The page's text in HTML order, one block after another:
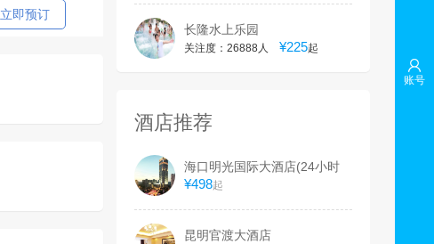
立即预订
长隆水上乐园
关注度：26888人 ¥225起
酒店推荐
海口明光国际大酒店(24小时
退房制)
¥498起
昆明官渡大酒店
账号